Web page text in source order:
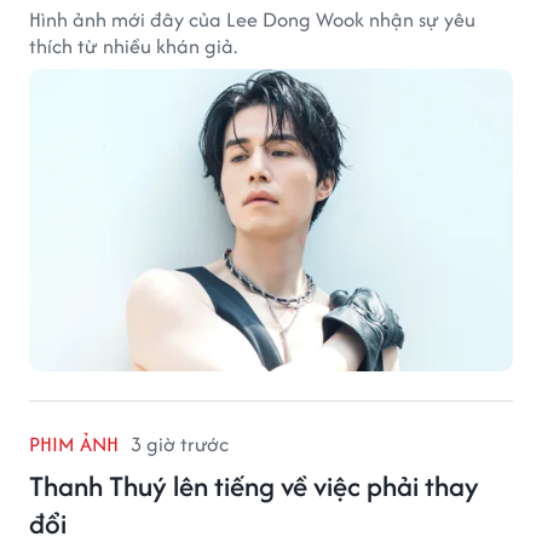
Hình ảnh mới đây của Lee Dong Wook nhận sự yêu
thích từ nhiều khán giả.
PHIM ẢNH 3 giờ trước
Thanh Thuý lên tiếng về việc phải thay
đổi